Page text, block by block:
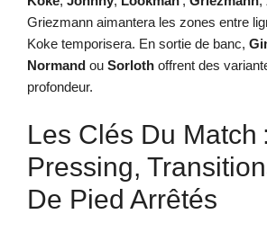
Griezmann aimantera les zones entre
Koke temporisera. En sortie de banc,
Normand ou Sorloth offrent des
profondeur.
Les Clés Du Match :
Pressing,
De Pied Arrêtés